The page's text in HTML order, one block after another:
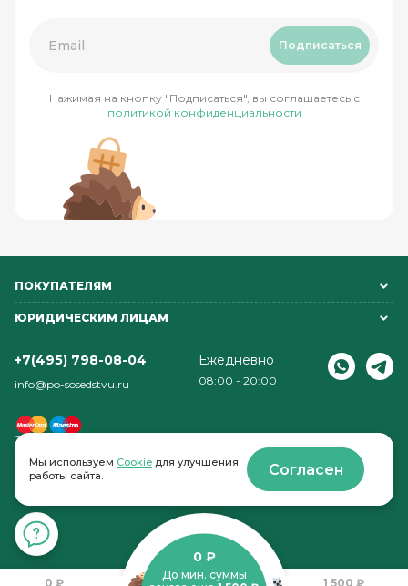
Подписаться
Нажимая на кнопку "Подписаться", вы соглашаетесь с
политикой конфиденциальности
ПОКУПАТЕЛЯМ
ЮРИДИЧЕСКИМ ЛИЦАМ
+7(495) 798-08-04
info@po-sosedstvu.ru
Ежедневно
08:00 - 20:00
© 2022-2026 . По соседству
0 ₽
0 ₽
До мин. суммы
1 500 ₽
Мы используем Cookie для улучшения
работы сайта.
Согласен